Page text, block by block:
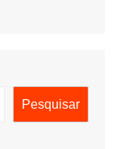
Pesquisar